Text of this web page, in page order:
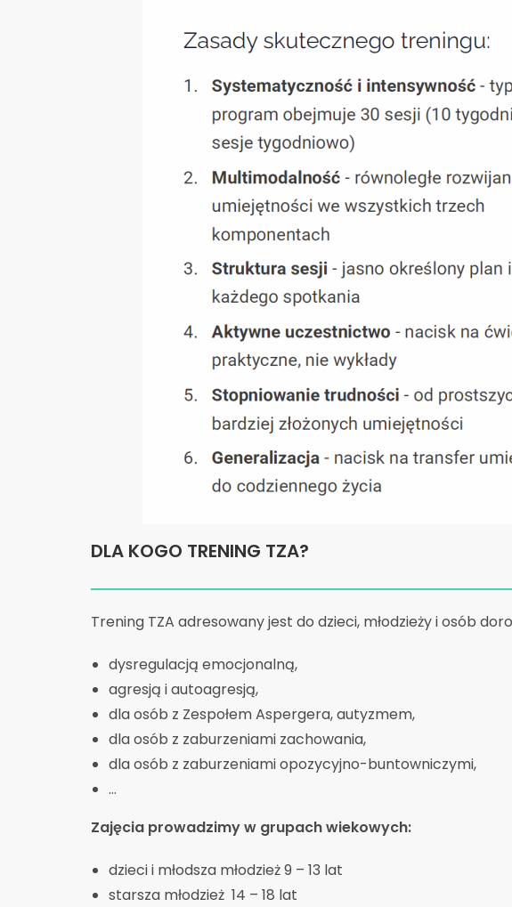
DLA KOGO TRENING TZA?
Trening TZA adresowany jest do dzieci, młodzieży i osób
dysregulacją emocjonalną,
agresją i autoagresją,
dla osób z Zespołem Aspergera, autyzmem,
dla osób z zaburzeniami zachowania,
dla osób z zaburzeniami opozycyjno-buntowniczymi,
…
Zajęcia prowadzimy w grupach wiekowych:
dzieci i młodsza młodzież 9 – 13 lat
starsza młodzież 14 – 18 lat